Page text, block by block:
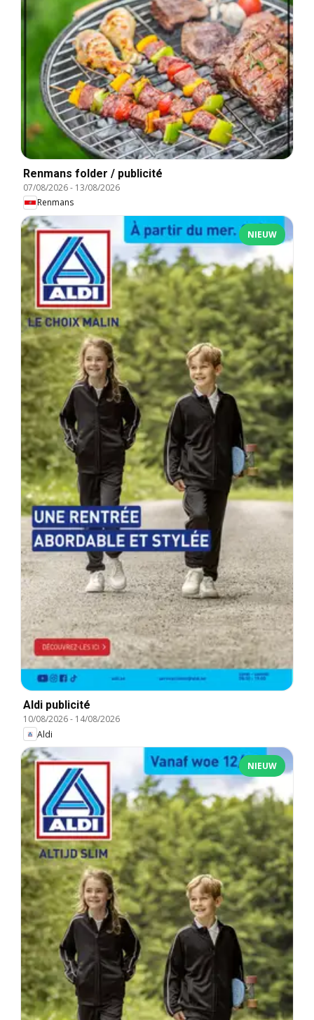
Renmans folder / publicité
07/08/2026- 13/08/2026
Renmans
NIEUW
Aldi publicité
10/08/2026- 14/08/2026
Aldi
NIEUW